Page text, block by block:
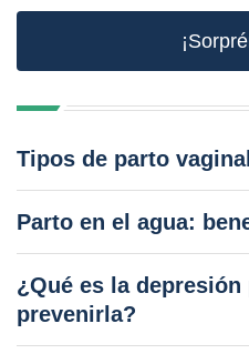
Tipos de parto vaginal
Parto en el agua:
¿Qué es la
prevenirla?